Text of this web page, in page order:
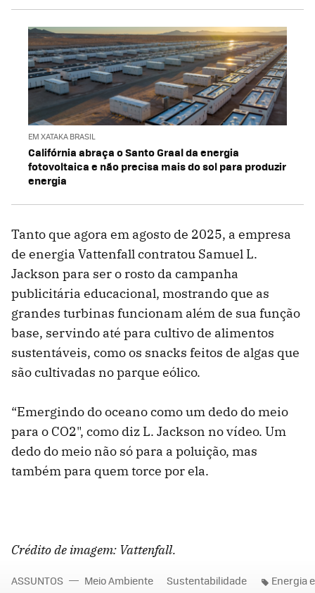
EM XATAKA BRASIL
Califórnia abraça o Santo Graal da energia
fotovoltaica e não precisa mais do sol para produzir
energia
Tanto que agora em agosto de 2025, a empresa
de energia Vattenfall contratou Samuel L.
Jackson para ser o rosto da campanha
publicitária educacional, mostrando que as
grandes turbinas funcionam além de sua função
base, servindo até para cultivo de alimentos
sustentáveis, como os snacks feitos de algas que
são cultivadas no parque eólico.
“Emergindo do oceano como um dedo do meio
para o CO2", como diz L. Jackson no vídeo. Um
dedo do meio não só para a poluição, mas
também para quem torce por ela.
Crédito de imagem: Vattenfall.
ASSUNTOS Meio Ambiente Sustentabilidade Energia